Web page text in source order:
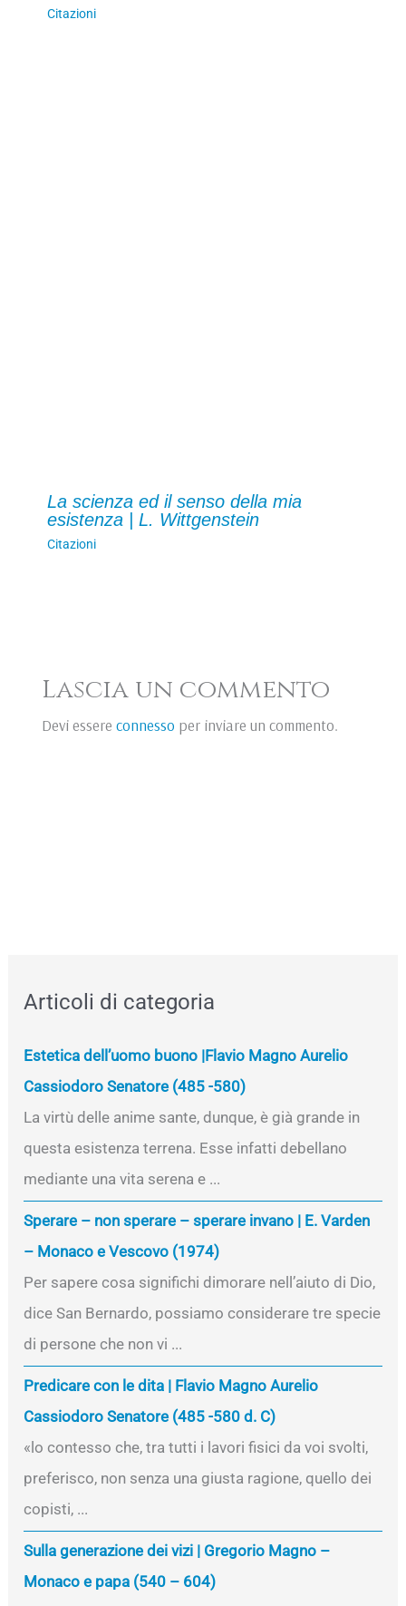
Citazioni
La scienza ed il senso della mia
esistenza | L. Wittgenstein
Citazioni
Lascia un commento
Devi essere connesso per inviare un commento.
Articoli di categoria
Estetica dell’uomo buono |Flavio Magno Aurelio
Cassiodoro Senatore (485 -580)
La virtù delle anime sante, dunque, è già grande in
questa esistenza terrena. Esse infatti debellano
mediante una vita serena e ...
Sperare – non sperare – sperare invano | E. Varden
– Monaco e Vescovo (1974)
Per sapere cosa significhi dimorare nell’aiuto di Dio,
dice San Bernardo, possiamo considerare tre specie
di persone che non vi ...
Predicare con le dita | Flavio Magno Aurelio
Cassiodoro Senatore (485 -580 d. C)
«lo contesso che, tra tutti i lavori fisici da voi svolti,
preferisco, non senza una giusta ragione, quello dei
copisti, ...
Sulla generazione dei vizi | Gregorio Magno –
Monaco e papa (540 – 604)